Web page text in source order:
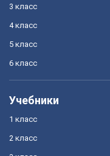
3 класс
4 класс
5 класс
6 класс
Учебники
1 класс
2 класс